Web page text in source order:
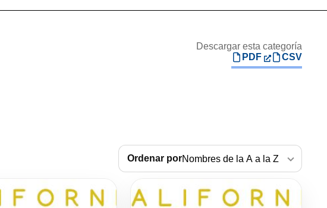
Descargar esta categoría
PDF
CSV
Ordenar por